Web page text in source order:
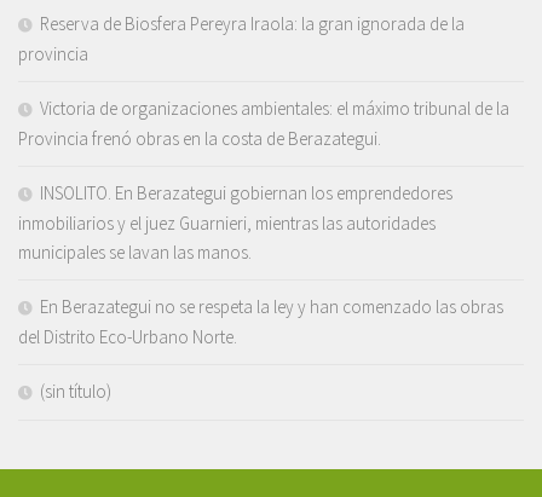
Reserva de Biosfera Pereyra Iraola: la gran ignorada de la
provincia
Victoria de organizaciones ambientales: el máximo tribunal de la
Provincia frenó obras en la costa de Berazategui.
INSOLITO. En Berazategui gobiernan los emprendedores
inmobiliarios y el juez Guarnieri, mientras las autoridades
municipales se lavan las manos.
En Berazategui no se respeta la ley y han comenzado las obras
del Distrito Eco-Urbano Norte.
(sin título)